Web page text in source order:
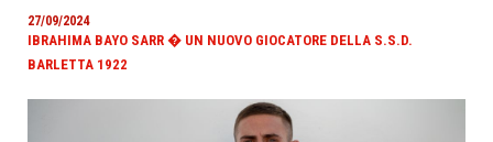
27/09/2024
IBRAHIMA BAYO SARR � UN NUOVO GIOCATORE DELLA S.S.D.
BARLETTA 1922